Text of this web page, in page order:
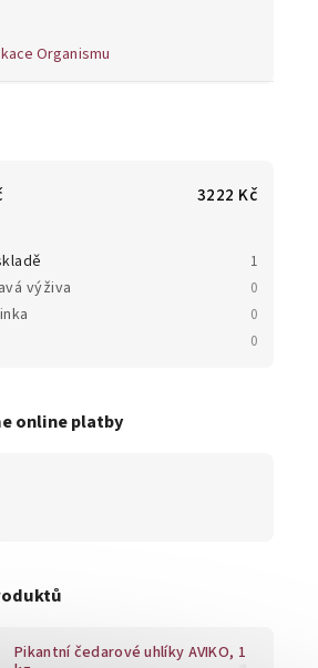
Organismu
3222 Kč
1
výživa 0
0
0
online platby
Pikantní čedarové uhlíky AVIKO, 1